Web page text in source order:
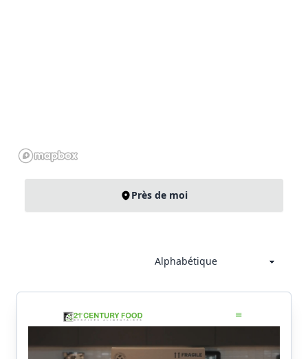
Près de moi